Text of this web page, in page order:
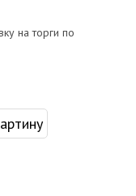
на торги по